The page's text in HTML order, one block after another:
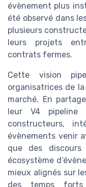
évènement plus
été observé dans
plusieurs
leurs projets
contrats fermes.
Cette vision
organisatrices de
marché. En
leur V4 pipeline
constructeurs,
évènements venir
que des
écosystème
mieux alignés sur
des temps